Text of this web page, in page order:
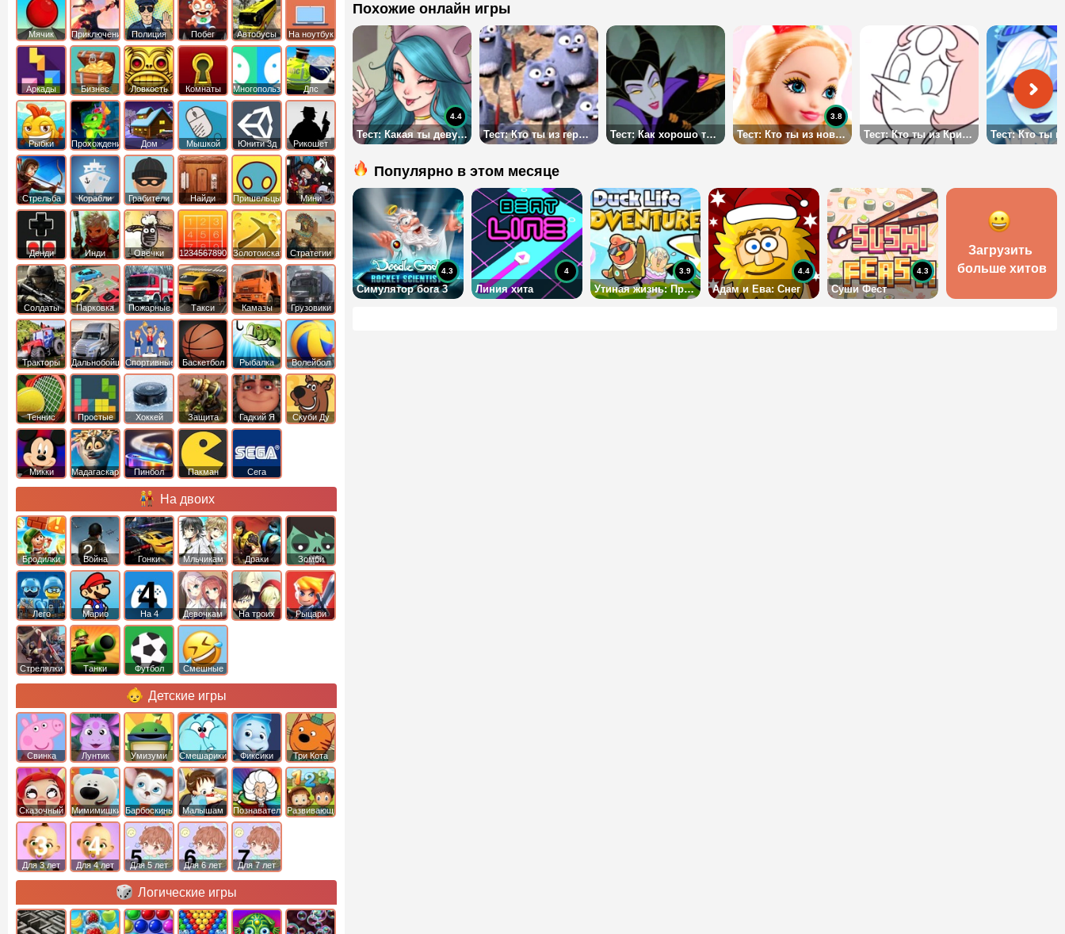
Похожие онлайн игры
Тест: Какая ты девушка-кошка?
4.4
Тест: Кто ты из героев Гриззи и леммингов? Тест: Как хорошо ты знаешь Злодеев Дисней? Тест: Кто ты из новых кукол Эвер Афтер Хай?
3.8
Тест: Кто ты из Кристальных Самоцветов?
Популярно в этом месяце
Симулятор бога 3
4.3
Линия хита
4
Утиная жизнь: Приключение (Демо)
3.9
Адам и Ева: Снег
4.4
Суши Фест
4.3
Загрузить
больше хитов
Мячик Приключения Полиция Побег Автобусы На ноутбук
Аркады
Бизнес
симуляторы
Ловкость Комнаты Многопользовательские
Дпс
Рыбки Прохождение Дом Мышкой Юнити 3д Рикошет
Cтрельба
из лука
Корабли Грабители
Найди
выход
Пришельцы Мини
Денди Инди
Овечки
идут домой
1234567890 ЗолотоискательСтратегии
Солдаты
Парковка
машин
Пожарные
машины
Такси Камазы Грузовики
Тракторы ДальнобойщикиСпортивные Баскетбол Рыбалка Волейбол
Теннис Простые Хоккей
Защита
башни
Гадкий Я Скуби Ду
Микки
Мадагаскар Пинбол Пакман Сега
На двоих
Бродилки Война Гонки Мльчикам Драки Зомби
Лего Марио На 4 Девочкам На троих Рыцари
Стрелялки Танки Футбол Смешные
Детские игры
Свинка
Пеппа
Лунтик Умизуми Смешарики Фиксики Три Кота
Сказочный
патруль
Мимимишки Барбоскины Малышам ПознавательныеРазвивающие
Для 3 лет Для 4 лет Для 5 лет Для 6 лет Для 7 лет
Логические игры